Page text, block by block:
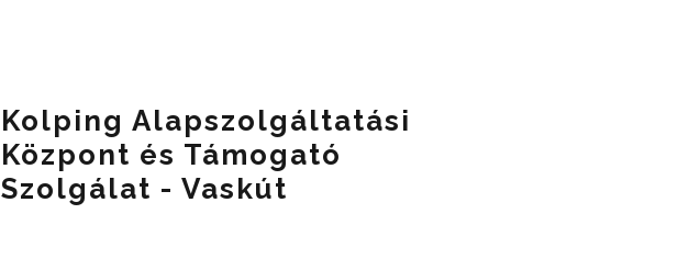
Kolping Alapszolgáltatási
Központ és Támogató
Szolgálat - Vaskút